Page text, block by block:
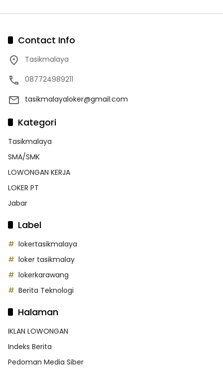
Contact Info
Tasikmalaya
087724989211
tasikmalayaloker@gmail.com
Kategori
Tasikmalaya
SMA/SMK
LOWONGAN KERJA
LOKER PT
Jabar
Label
lokertasikmalaya
loker tasikmalay
lokerkarawang
Berita Teknologi
Halaman
IKLAN LOWONGAN
Indeks Berita
Pedoman Media Siber